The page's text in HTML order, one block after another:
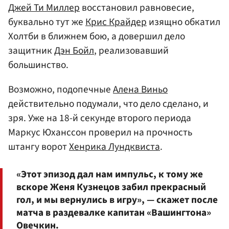
Джей Ти Миллервосстановил равновесие,
буквально тут жеКрис Крайдеризящно обкатил
Холтби в ближнем бою, а довершил дело
защитникДэн Бойл, реализовавший
большинство.
Возможно, подопечныеАлена Виньо
действительно подумали, что дело сделано, и
зря. Уже на 18-й секунде второго периода
Маркус Юханссон проверил на прочность
штангу воротХенрика Лундквиста.
«Этот эпизод дал нам импульс, к тому же
вскоре Женя Кузнецов забил прекрасный
гол, и мы вернулись в игру», — скажет после
матча в раздевалке капитан «Вашингтона»
Овечкин.